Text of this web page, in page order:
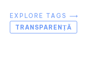
EXPLORE TAGS ⟶
TRANSPARENȚĂ